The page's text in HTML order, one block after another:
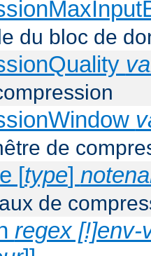
du bloc de
de
[type]
de
regex [!]env-